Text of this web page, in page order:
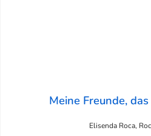
Meine Freunde,
Elisenda Roca,